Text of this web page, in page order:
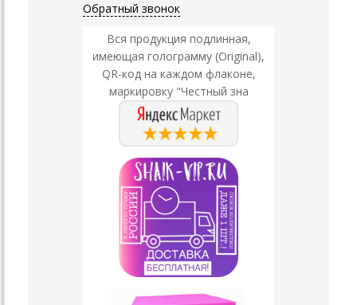
Обратный звонок
Вся продукция подлинная,
имеющая голограмму (Original),
QR-код на каждом флаконе,
маркировку "Честный зна